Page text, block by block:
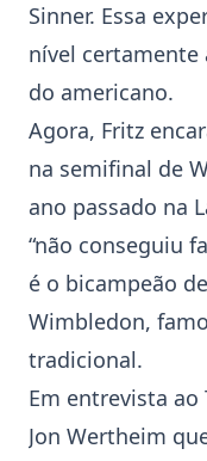
Sinner. Essa
nível certamente
do americano.
Agora, Fritz
na semifinal de
ano passado na
“não conseguiu
é o bicampeão
Wimbledon,
tradicional.
Em entrevista
Jon Wertheim